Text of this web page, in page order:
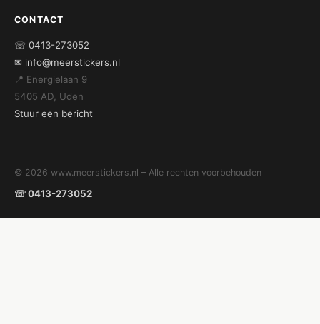
CONTACT
☏ 0413-273052
✉ info@meerstickers.nl
📍 Energielaan 9
5405 AD, Uden
Stuur een bericht
© 2026 www.meerstickers.nl – Alle rechten voorbehouden
☏ 0413-273052